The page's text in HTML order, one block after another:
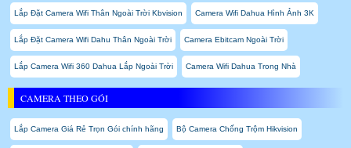
Lắp Đặt Camera Wifi Thân Ngoài Trời Kbvision Camera Wifi Dahua Hình Ảnh 3K
Lắp Đặt Camera Wifi Dahu Thân Ngoài Trời Camera Ebitcam Ngoài Trời
Lắp Camera Wifi 360 Dahua Lắp Ngoài Trời Camera Wifi Dahua Trong Nhà
CAMERA THEO GÓI
Lắp Camera Giá Rẻ Trọn Gói chính hãng Bộ Camera Chống Trộm Hikvision